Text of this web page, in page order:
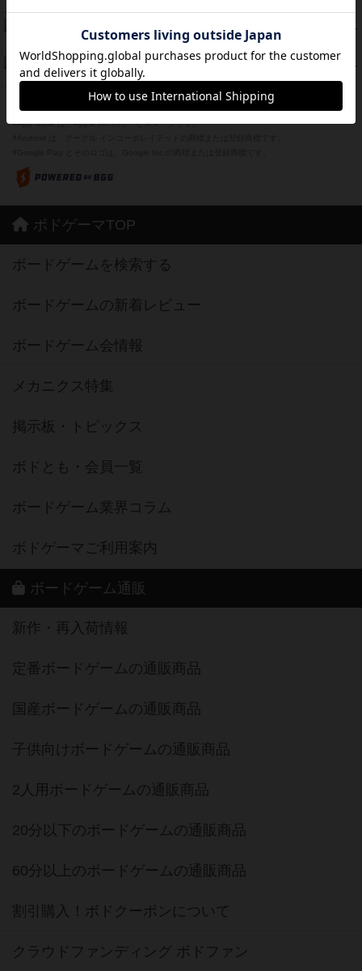
PT
紹介文なし 1件の投稿
PT
ドコジャン
紹介文あり 10件の投稿
※Apple、Apple のロゴ は、米国および他の国々で登録されたApple Inc.の商標です。
※App Store は、Apple Inc.のサービスマークです。
ボドゲーマTOP
ボードゲームを検索する
ボードゲームの新着レビュー
ボードゲーム会情報
メカニクス特集
掲示板・トピックス
ボドとも・会員一覧
ボードゲーム業界コラム
ボドゲーマご利用案内
ボードゲーム通販
新作・再入荷情報
定番ボードゲームの通販商品
国産ボードゲームの通販商品
子供向けボードゲームの通販商品
2人用ボードゲームの通販商品
20分以下のボードゲームの通販商品
60分以上のボードゲームの通販商品
割引購入！ボドクーポンについて
クラウドファンディング ボドファン